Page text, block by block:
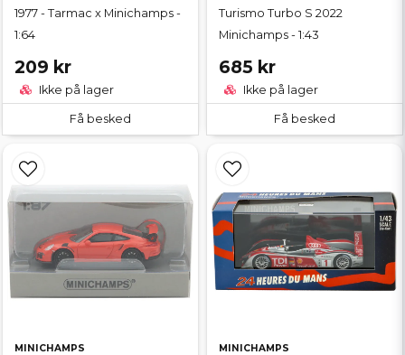
1977 - Tarmac x Minichamps -
1:64
209 kr
Ikke på lager
Få besked
Turismo Turbo S 2022
Minichamps - 1:43
685 kr
Ikke på lager
Få besked
MINICHAMPS MINICHAMPS